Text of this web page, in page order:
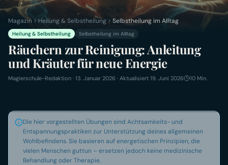
Magazin Heilung & Selbstheilung Selbstheilung im Alltag
Heilung & Selbstheilung Selbstheilung im Alltag
Räuchern zur Reinigung: Anleitung
und Kräuter für neue Energie
Magierschule-Redaktion · 13. Januar 2026 · Aktualisiert 19. Juni 2026 10 Min.
Die hier vorgestellten Übungen sind Achtsamkeits- und
Entspannungspraktiken zur Unterstützung deines allgemeinen
Wohlbefindens. Sie basieren auf energetischen Prinzipien, die
vielen Menschen guttun – ersetzen jedoch keine medizinische
Behandlung oder Therapie.